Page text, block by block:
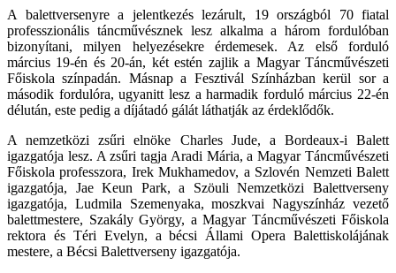
A balettversenyre a jelentkezés lezárult, 19 országból 70 fiatal
professzionális táncművésznek lesz alkalma a három fordulóban
bizonyítani, milyen helyezésekre érdemesek. Az első forduló
március 19-én és 20-án, két estén zajlik a Magyar Táncművészeti
Főiskola színpadán. Másnap a Fesztivál Színházban kerül sor a
második fordulóra, ugyanitt lesz a harmadik forduló március 22-én
délután, este pedig a díjátadó gálát láthatják az érdeklődők.
A nemzetközi zsűri elnöke Charles Jude, a Bordeaux-i Balett
igazgatója lesz. A zsűri tagja Aradi Mária, a Magyar Táncművészeti
Főiskola professzora, Irek Mukhamedov, a Szlovén Nemzeti Balett
igazgatója, Jae Keun Park, a Szöuli Nemzetközi Balettverseny
igazgatója, Ludmila Szemenyaka, moszkvai Nagyszínház vezető
balettmestere, Szakály György, a Magyar Táncművészeti Főiskola
rektora és Téri Evelyn, a bécsi Állami Opera Balettiskolájának
mestere, a Bécsi Balettverseny igazgatója.